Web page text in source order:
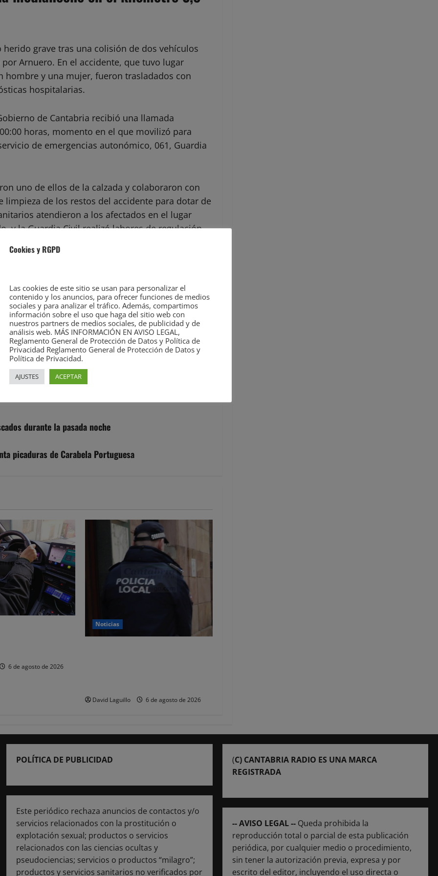
grave tras una colisión de dos vehículos
Arnuero. En el accidente, que tuvo lugar
hombre y una mujer, fueron trasladados con
hospitalarias.
de Cantabria recibió una llamada
horas, momento en el que movilizó para
de emergencias autonómico, 061, Guardia
uno de ellos de la calzada y colaboraron con
de los restos del accidente para dotar de
atendieron a los afectados en el lugar
y la Guardia Civil realizó labores de regulación
durante la pasada noche
picaduras de Carabela Portuguesa
6 de agosto de 2026
Noticias
David Laguillo 6 de agosto de 2026
POLÍTICA DE PUBLICIDAD
Este periódico rechaza anuncios de contactos y/o
servicios relacionados con la prostitución o
explotación sexual; productos o servicios
relacionados con las ciencias ocultas y
pseudociencias; servicios o productos “milagro”;
productos y servicios sanitarios no verificados por
(C) CANTABRIA RADIO ES UNA MARCA
REGISTRADA
-- AVISO LEGAL -- Queda prohibida la
reproducción total o parcial de esta publicación
periódica, por cualquier medio o procedimiento,
sin tener la autorización previa, expresa y por
escrito del editor, incluyendo el uso directa o
Cookies y RGPD
Las cookies de este sitio se usan para personalizar el
contenido y los anuncios, para ofrecer funciones de medios
sociales y para analizar el tráfico. Además, compartimos
información sobre el uso que haga del sitio web con
nuestros partners de medios sociales, de publicidad y de
análisis web. MÁS INFORMACIÓN EN AVISO LEGAL,
Reglamento General de Protección de Datos y Política de
Privacidad Reglamento General de Protección de Datos y
Política de Privacidad.
AJUSTES ACEPTAR